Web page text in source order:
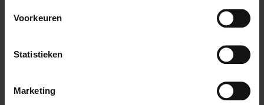
Voorkeuren
Statistieken
Marketing